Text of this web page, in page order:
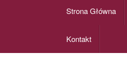
Strona Główna
Kontakt